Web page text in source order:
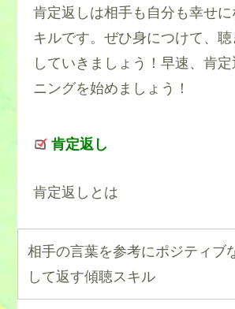
肯定返しは相手も自分も幸せに
キルです。ぜひ身につけて、
していきましょう！早速、肯
ニングを始めましょう！
肯定返し
肯定返しとは
相手の言葉を参考にポジティブ
して返す傾聴スキル